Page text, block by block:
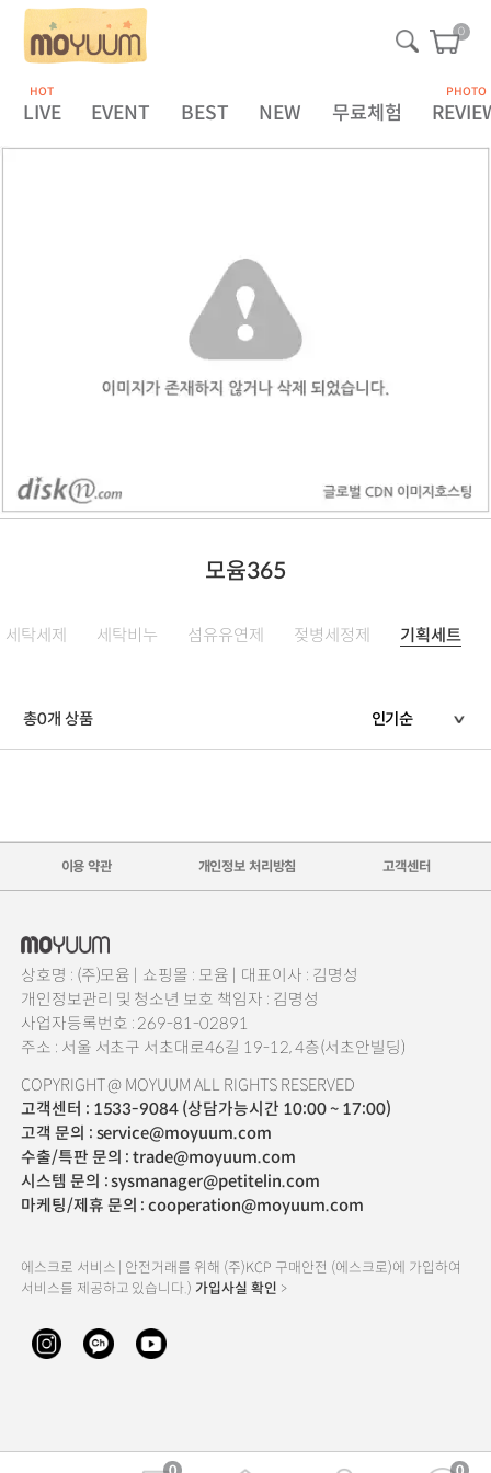
0
HOT
LIVE EVENT BEST NEW 무료체험
PHOTO
모윰365
세탁세제 세탁비누 섬유유연제 젖병세정제 기획세트
총0개 상품
이용 약관 개인정보 처리방침 고객센터
상호명 : (주)모윰 | 쇼핑몰 : 모윰 |
대표이사 : 김명성
개인정보관리 및 청소년 보호 책임자 : 김명성
사업자등록번호 : 269-81-02891
주소 : 서울 서초구 서초대로46길 19-12, 4층(서초안빌딩)
COPYRIGHT @ MOYUUM ALL RIGHTS RESERVED
고객센터 : 1533-9084 (상담가능시간 10:00 ~ 17:00)
고객 문의 : service@moyuum.com
수출/특판 문의 : trade@moyuum.com
시스템 문의 : sysmanager@petitelin.com
마케팅/제휴 문의 : cooperation@moyuum.com
에스크로 서비스 | 안전거래를 위해 (주)KCP 구매안전 (에스크로)에 가입하여
서비스를 제공하고 있습니다.) 가입사실 확인 >